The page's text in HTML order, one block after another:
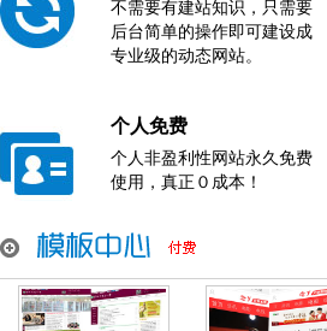
不需要有建站知识，只需要
后台简单的操作即可建设成
专业级的动态网站。
个人免费
个人非盈利性网站永久免费
使用，真正０成本！